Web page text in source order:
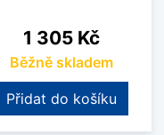
Cena
1 305 Kč
Běžně skladem
Přidat do košíku